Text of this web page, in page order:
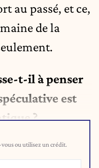
au passé, et ce,
de la
t-il à penser
est
?
ou utilisez un crédit.